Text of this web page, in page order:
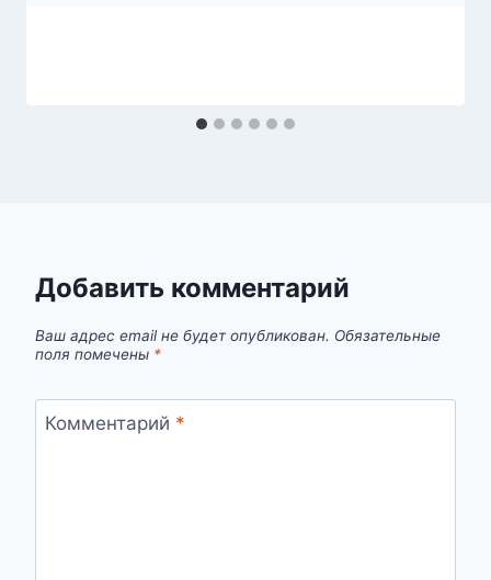
Добавить комментарий
Ваш адрес email не будет опубликован. Обязательные
поля помечены *
Комментарий *